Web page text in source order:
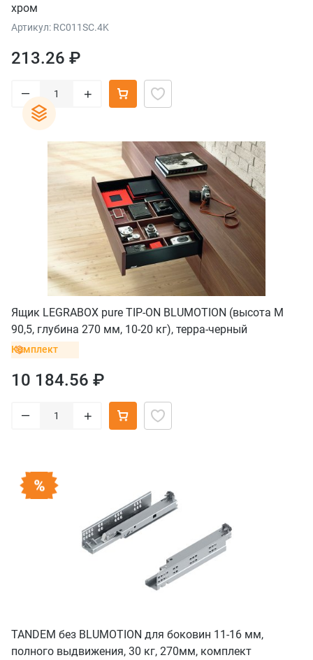
хром
Артикул: RC011SC.4K
213.26 ₽
– +
Ящик LEGRABOX pure TIP-ON BLUMOTION (высота M
90,5, глубина 270 мм, 10-20 кг), терра-черный
Комплект
10 184.56 ₽
– +
TANDEM без BLUMOTION для боковин 11-16 мм,
полного выдвижения, 30 кг, 270мм, комплект